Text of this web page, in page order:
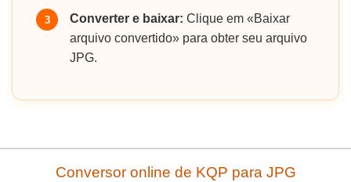
3 Converter e baixar: Clique em «Baixar
arquivo convertido» para obter seu arquivo
JPG.
Conversor online de KQP para JPG